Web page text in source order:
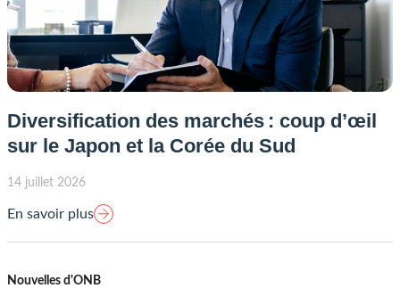
Diversification des marchés : coup d’œil
sur le Japon et la Corée du Sud
14 juillet 2026
En savoir plus
Nouvelles d'ONB